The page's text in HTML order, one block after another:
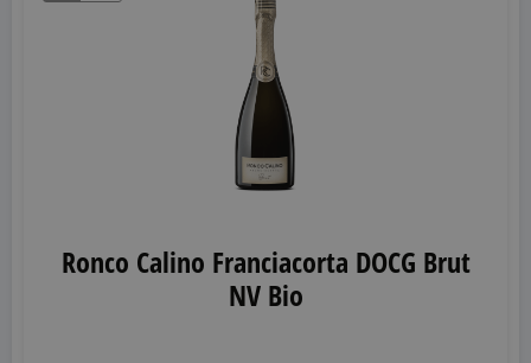
Ronco Calino Franciacorta DOCG Brut
NV Bio